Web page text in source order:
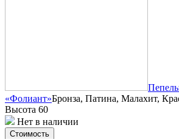
«Фолиант»Бронза, Патина, Малахит,
Высота 60
Нет в наличии
Стоимость